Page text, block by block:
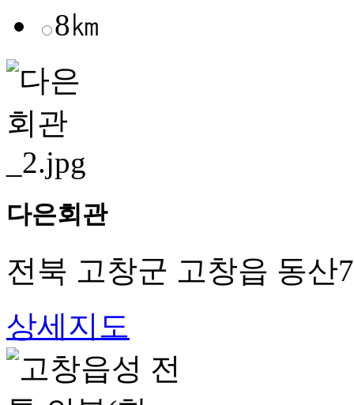
8㎞
다은회관
전북 고창군 고창읍 동산
상세지도